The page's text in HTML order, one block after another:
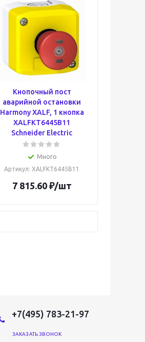
Кнопочный пост
аварийной остановки
Harmony XALF, 1 кнопка
XALFKT6445B11
Schneider Electric
Много
Артикул: XALFKT6445B11
7 815.60₽/шт
+7(495) 783-21-97
ЗАКАЗАТЬ ЗВОНОК